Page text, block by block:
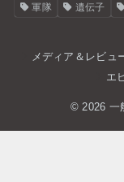
軍隊
遺伝子
メディア＆レビュ
エ
© 2026 一